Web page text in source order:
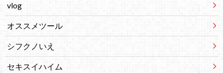
vlog
オススメツール
シフクノいえ
セキスイハイム